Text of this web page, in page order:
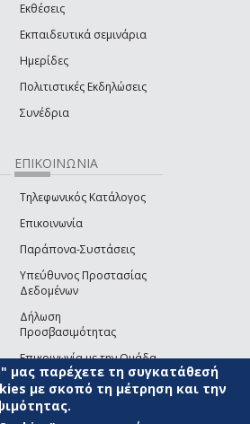
Εκθέσεις
Εκπαιδευτικά σεμινάρια
Ημερίδες
Πολιτιστικές Εκδηλώσεις
Συνέδρια
ΕΠΙΚΟΙΝΩΝΙΑ
Τηλεφωνικός Κατάλογος
Επικοινωνία
Παράπονα-Συστάσεις
Υπεύθυνος Προστασίας
Δεδομένων
Δήλωση
Προσβασιμότητας
Επικοινωνία με την Ομάδα
Ανάπτυξης του site(link sends e-mail)
ΧΡΗΣΗΣ
παρέχετε τη συγκατάθεσή
με σκοπό τη μέτρηση και την